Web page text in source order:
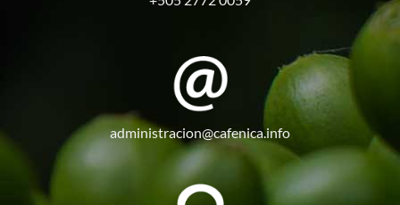
administracion@cafenica.info